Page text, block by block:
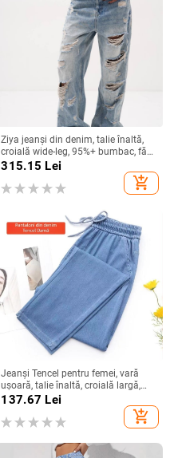
Ziya jeanși din denim, talie înaltă,
croială wide-leg, 95%+ bumbac, fără
călcare, vara 2025
315.15 Lei
add_shopping_cart
Jeanși Tencel pentru femei, vară
ușoară, talie înaltă, croială largă,
croială drapată, model 2026, plus
137.67 Lei
add_shopping_cart